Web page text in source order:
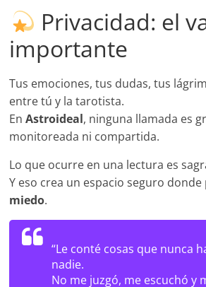
Privacidad: el
importante
Tus emociones, tus dudas, tus
entre tú y la tarotista.
EnAstroideal, ninguna llamada es
monitoreada ni compartida.
Lo que ocurre en una lectura es
Y eso crea un espacio seguro
miedo.
“Le conté cosas que nunca
nadie.
No me juzgó, me escuchó y